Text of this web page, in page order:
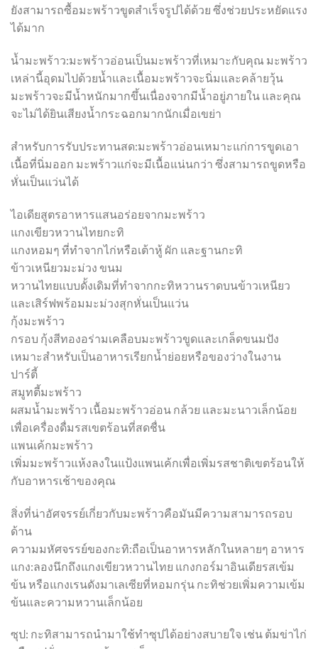
ยังสามารถซื้อมะพร้าวขูดสำเร็จรูปได้ด้วย ซึ่งช่วยประหยัดแรง
ได้มาก
น้ำมะพร้าว:มะพร้าวอ่อนเป็นมะพร้าวที่เหมาะกับคุณ มะพร้าว
เหล่านี้อุดมไปด้วยน้ำและเนื้อมะพร้าวจะนิ่มและคล้ายวุ้น
มะพร้าวจะมีน้ำหนักมากขึ้นเนื่องจากมีน้ำอยู่ภายใน และคุณ
จะไม่ได้ยินเสียงน้ำกระฉอกมากนักเมื่อเขย่า
สำหรับการรับประทานสด:มะพร้าวอ่อนเหมาะแก่การขูดเอา
เนื้อที่นิ่มออก มะพร้าวแก่จะมีเนื้อแน่นกว่า ซึ่งสามารถขูดหรือ
หั่นเป็นแว่นได้
ไอเดียสูตรอาหารแสนอร่อยจากมะพร้าว
แกงเขียวหวานไทยกะทิ
แกงหอมๆ ที่ทำจากไก่หรือเต้าหู้ ผัก และฐานกะทิ
ข้าวเหนียวมะม่วง ขนม
หวานไทยแบบดั้งเดิมที่ทำจากกะทิหวานราดบนข้าวเหนียว
และเสิร์ฟพร้อมมะม่วงสุกหั่นเป็นแว่น
กุ้งมะพร้าว
กรอบ กุ้งสีทองอร่ามเคลือบมะพร้าวขูดและเกล็ดขนมปัง
เหมาะสำหรับเป็นอาหารเรียกน้ำย่อยหรือของว่างในงาน
ปาร์ตี้
สมูทตี้มะพร้าว
ผสมน้ำมะพร้าว เนื้อมะพร้าวอ่อน กล้วย และมะนาวเล็กน้อย
เพื่อเครื่องดื่มรสเขตร้อนที่สดชื่น
แพนเค้กมะพร้าว
เพิ่มมะพร้าวแห้งลงในแป้งแพนเค้กเพื่อเพิ่มรสชาติเขตร้อนให้
กับอาหารเช้าของคุณ
สิ่งที่น่าอัศจรรย์เกี่ยวกับมะพร้าวคือมันมีความสามารถรอบ
ด้าน
ความมหัศจรรย์ของกะทิ:ถือเป็นอาหารหลักในหลายๆ อาหาร
แกง:ลองนึกถึงแกงเขียวหวานไทย แกงกอร์มาอินเดียรสเข้ม
ข้น หรือแกงเรนดังมาเลเซียที่หอมกรุ่น กะทิช่วยเพิ่มความเข้ม
ข้นและความหวานเล็กน้อย
ซุป: กะทิสามารถนำมาใช้ทำซุปได้อย่างสบายใจ เช่น ต้มข่าไก่